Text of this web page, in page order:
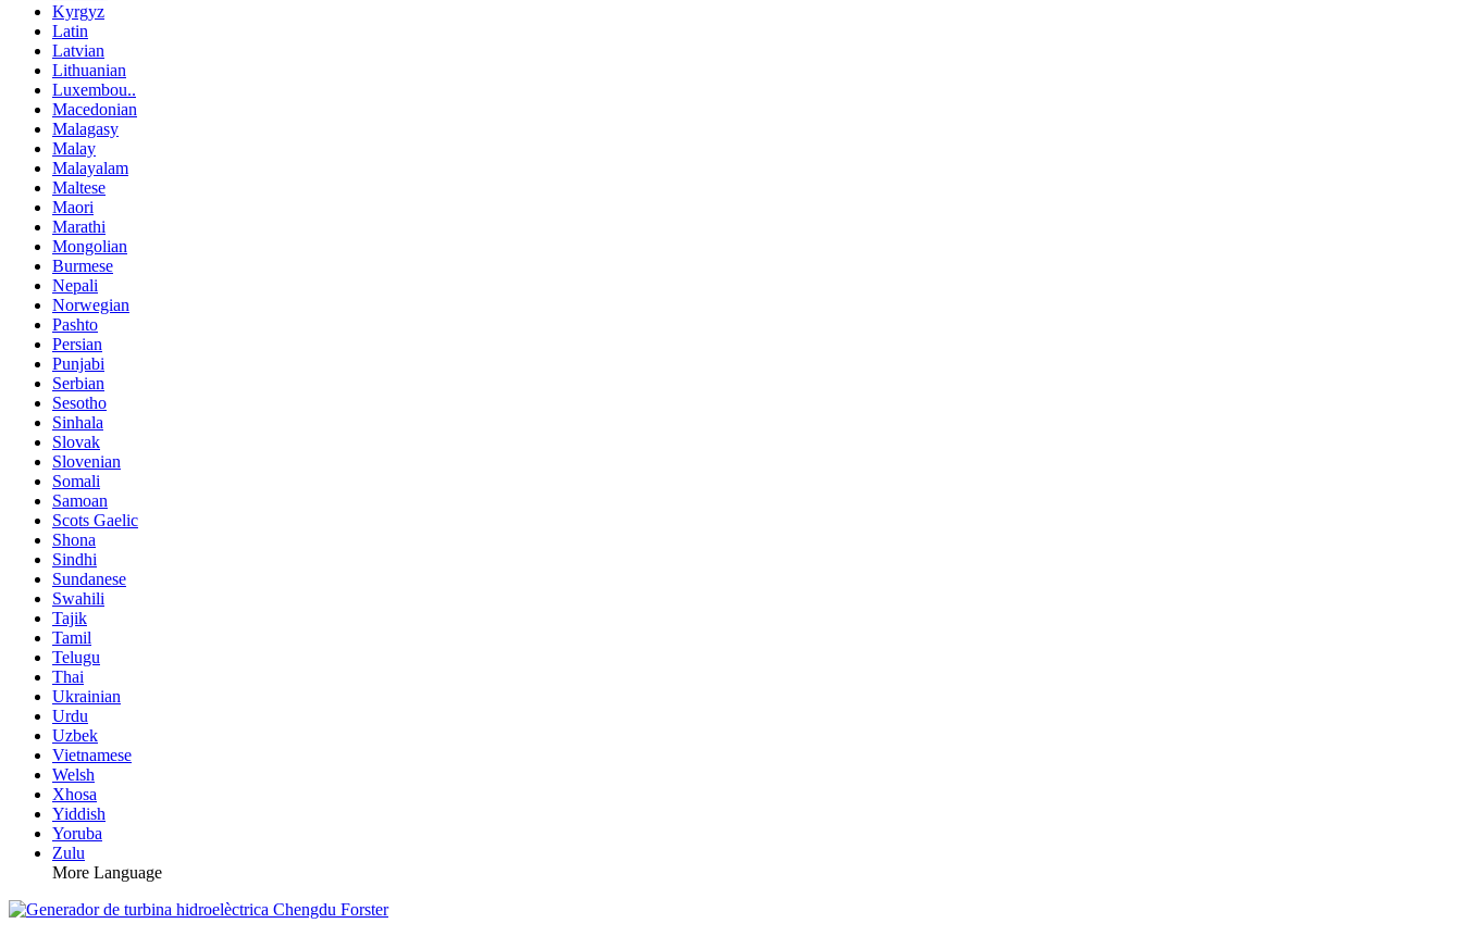
Kyrgyz
Latin
Latvian
Lithuanian
Luxembou..
Macedonian
Malagasy
Malay
Malayalam
Maltese
Maori
Marathi
Mongolian
Burmese
Nepali
Norwegian
Pashto
Persian
Punjabi
Serbian
Sesotho
Sinhala
Slovak
Slovenian
Somali
Samoan
Scots Gaelic
Shona
Sindhi
Sundanese
Swahili
Tajik
Tamil
Telugu
Thai
Ukrainian
Urdu
Uzbek
Vietnamese
Welsh
Xhosa
Yiddish
Yoruba
Zulu
More Language